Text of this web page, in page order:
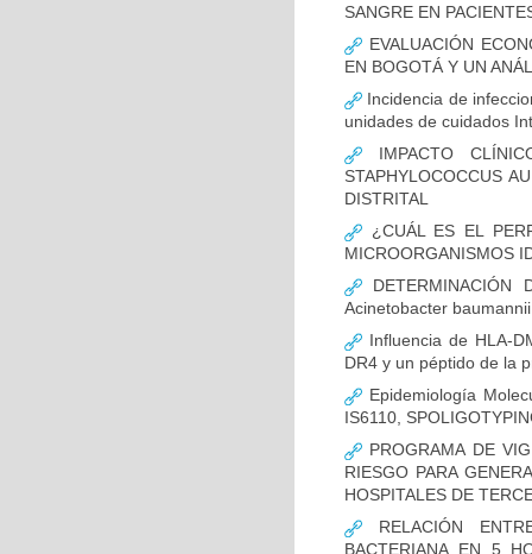
SANGRE EN
EVALUACIÓN
EN BOGOTÁ Y UN
Incidencia de
unidades de cuidados
IMPACTO
STAPHYLOCOCCUS
DISTRITAL
¿CUÁL ES EL
MICROORGANISMOS
DETERMINACIÓN
Acinetobacter
Influencia de HLA-
DR4 y un péptido de la
Epidemiología
IS6110,
PROGRAMA DE
RIESGO PARA
HOSPITALES DE
RELACIÓN
BACTERIANA EN 5